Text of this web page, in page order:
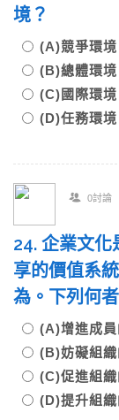
境？
(A)競爭環
(B)總體環
(C)國際環
(D)任務環境
0討論
24. 企業文
享的價值系
為。下列何
(A)增進成
(B)妨礙組
(C)促進組
(D)提升組織